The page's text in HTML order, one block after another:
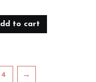
to cart
4 →